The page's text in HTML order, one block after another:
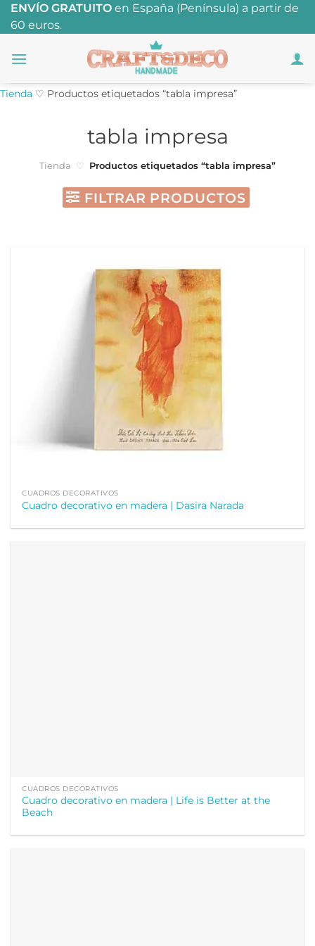
Saltar
ENVÍO GRATUITO en España (Península) a partir de
60 euros.
Tienda ♡ Productos etiquetados “tabla impresa”
tabla impresa
Tienda ♡ Productos etiquetados “tabla impresa”
FILTRAR PRODUCTOS
CUADROS DECORATIVOS
Cuadro decorativo en madera | Dasira Narada
CUADROS DECORATIVOS
Cuadro decorativo en madera | Life is Better at the
Beach